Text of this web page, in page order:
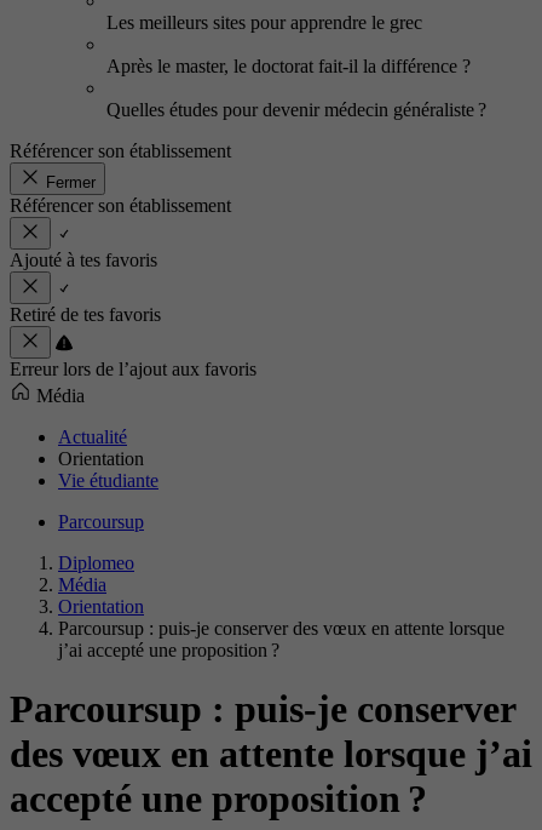
Les meilleurs sites pour apprendre le grec
Après le master, le doctorat fait-il la différence ?
Quelles études pour devenir médecin généraliste ?
Référencer son établissement
Fermer
Référencer son établissement
Ajouté à tes favoris
Retiré de tes favoris
Erreur lors de l’ajout aux favoris
Média
Actualité
Orientation
Vie étudiante
Parcoursup
Diplomeo
Média
Orientation
Parcoursup : puis-je conserver des vœux en attente lorsque
j’ai accepté une proposition ?
Parcoursup : puis-je conserver
des vœux en attente lorsque j’ai
accepté une proposition ?